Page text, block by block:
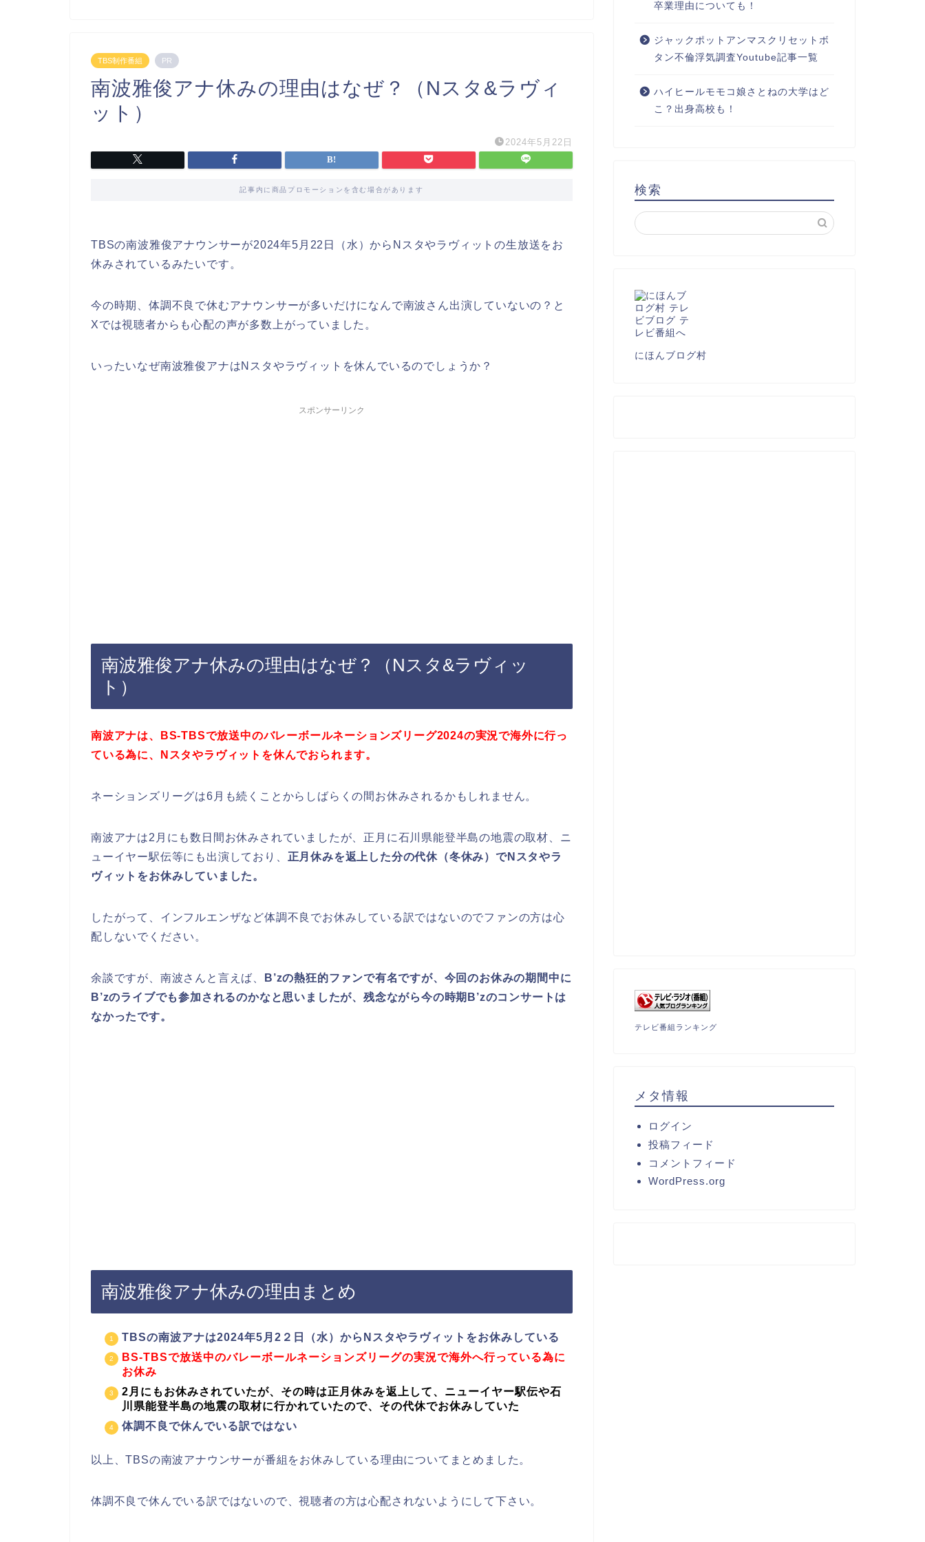
TBS制作番組 PR
南波雅俊アナ休みの理由はなぜ？（Nスタ&ラヴィ
ット）
2024年5月22日
記事内に商品プロモーションを含む場合があります
TBSの南波雅俊アナウンサーが2024年5月22日（水）からNスタやラヴィットの生放送をお
休みされているみたいです。
今の時期、体調不良で休むアナウンサーが多いだけになんで南波さん出演していないの？と
Xでは視聴者からも心配の声が多数上がっていました。
いったいなぜ南波雅俊アナはNスタやラヴィットを休んでいるのでしょうか？
スポンサーリンク
南波雅俊アナ休みの理由はなぜ？（Nスタ&ラヴィッ
ト）
南波アナは、
BS-TBSで放送中のバレーボールネーションズリーグ2024の実況で海外に行っ
ている為に、Nスタやラヴィットを休んでおられます。
ネーションズリーグは6月も続くことからしばらくの間お休みされるかもしれません。
南波アナは2月にも数日間お休みされていましたが、正月に石川県能登半島の地震の取材、ニ
ューイヤー駅伝等にも出演しており、 正月休みを返上した分の代休（冬休み）でNスタやラ
ヴィットをお休みしていました。
したがって、インフルエンザなど体調不良でお休みしている訳ではないのでファンの方は心
配しないでください。
余談ですが、南波さんと言えば、
B’zの熱狂的ファンで有名ですが、今回のお休みの期間中に
B’zのライブでも参加されるのかなと思いましたが、残念ながら今の時期B’zのコンサートは
なかったです。
南波雅俊アナ休みの理由まとめ
TBSの南波アナは2024年5月2２日（水）からNスタやラヴィットをお休みしている
BS-TBSで放送中のバレーボールネーションズリーグの実況で海外へ行っている為に
お休み
2月にもお休みされていたが、その時は正月休みを返上して、ニューイヤー駅伝や石
川県能登半島の地震の取材に行かれていたので、その代休でお休みしていた
体調不良で休んでいる訳ではない
以上、TBSの南波アナウンサーが番組をお休みしている理由についてまとめました。
体調不良で休んでいる訳ではないので、視聴者の方は心配されないようにして下さい。
卒業理由についても！
ジャックポットアンマスクリセットボ
タン不倫浮気調査Youtube記事一覧
ハイヒールモモコ娘さとねの大学はど
こ？出身高校も！
検索
にほんブログ村
テレビ番組ランキング
メタ情報
ログイン
投稿フィード
コメントフィード
WordPress.org